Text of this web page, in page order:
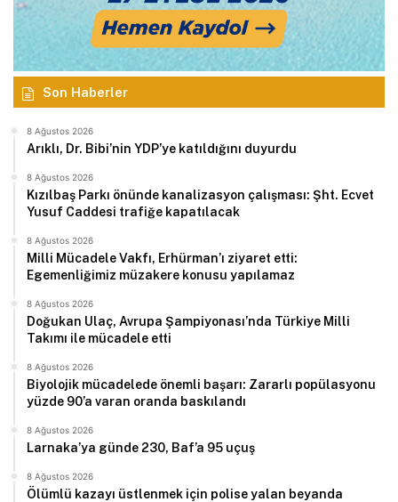
Son Haberler
8 Ağustos 2026
Arıklı, Dr. Bibi’nin YDP’ye katıldığını duyurdu
8 Ağustos 2026
Kızılbaş Parkı önünde kanalizasyon çalışması: Şht. Ecvet
Yusuf Caddesi trafiğe kapatılacak
8 Ağustos 2026
Milli Mücadele Vakfı, Erhürman’ı ziyaret etti:
Egemenliğimiz müzakere konusu yapılamaz
8 Ağustos 2026
Doğukan Ulaç, Avrupa Şampiyonası’nda Türkiye Milli
Takımı ile mücadele etti
8 Ağustos 2026
Biyolojik mücadelede önemli başarı: Zararlı popülasyonu
yüzde 90’a varan oranda baskılandı
8 Ağustos 2026
Larnaka’ya günde 230, Baf’a 95 uçuş
8 Ağustos 2026
Ölümlü kazayı üstlenmek için polise yalan beyanda